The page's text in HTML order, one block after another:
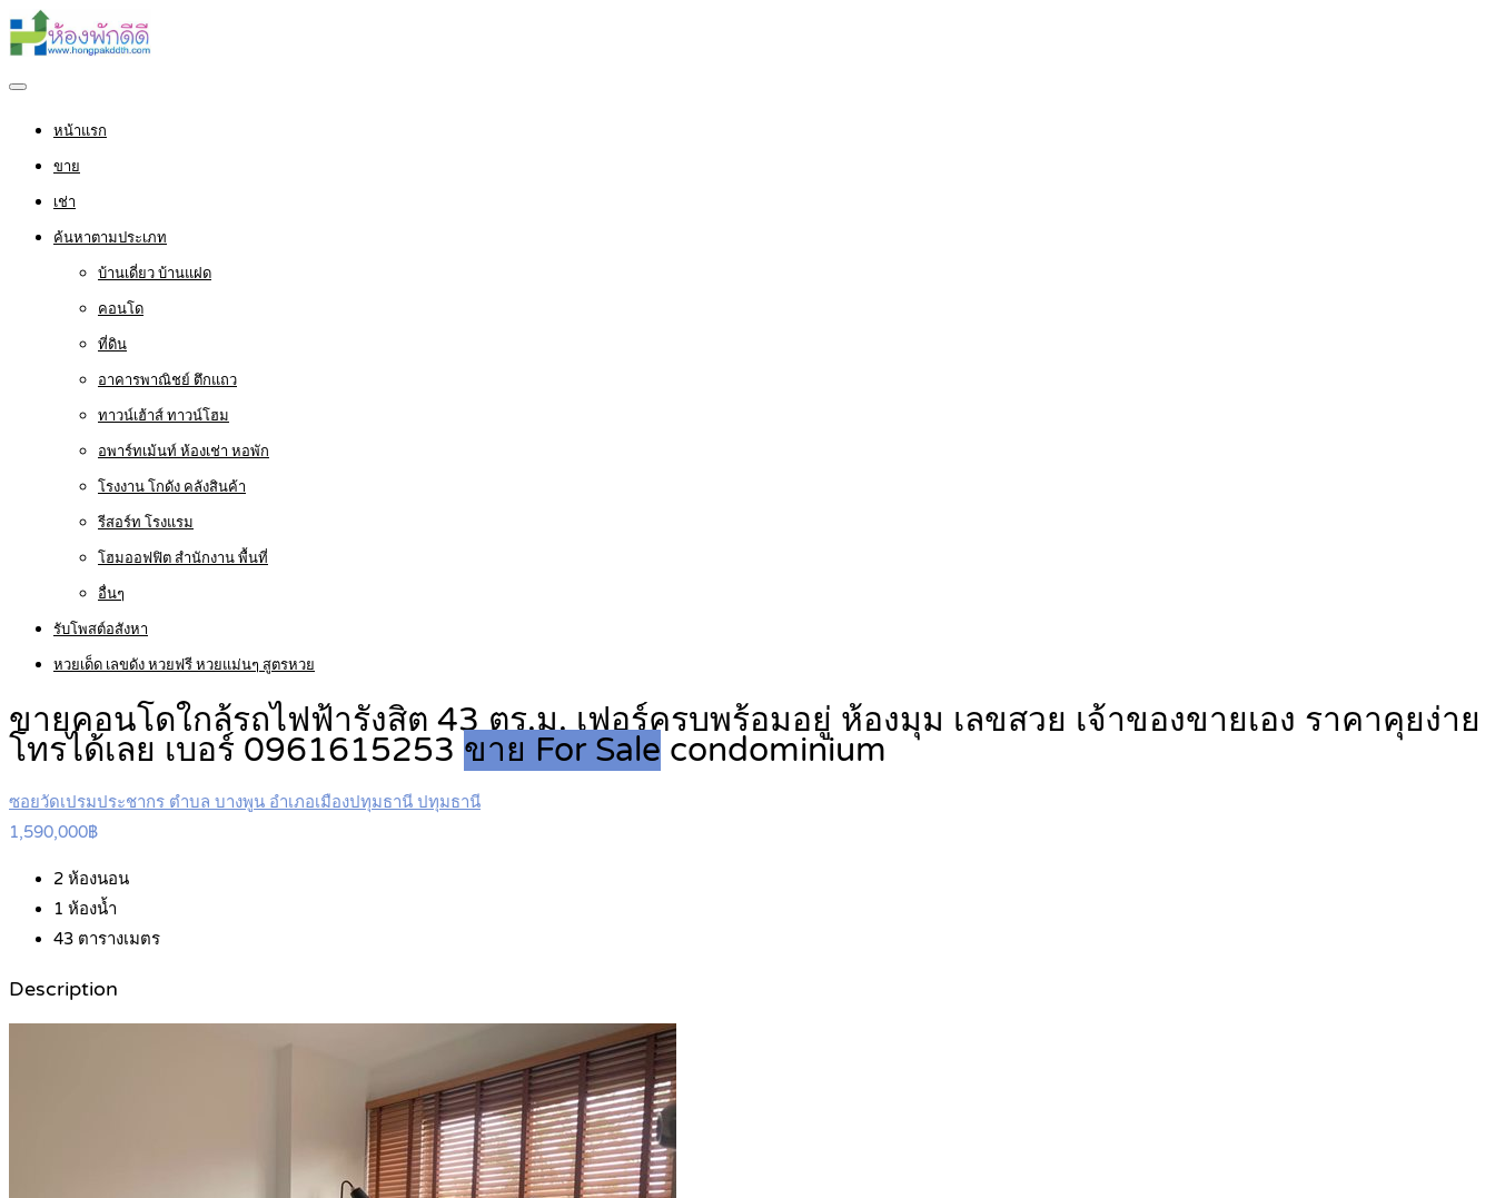
หน้าแรก
ขาย
เช่า
ค้นหาตามประเภท
บ้านเดี่ยว บ้านแฝด
คอนโด
ที่ดิน
อาคารพาณิชย์ ตึกแถว
ทาวน์เฮ้าส์ ทาวน์โฮม
อพาร์ทเม้นท์ ห้องเช่า หอพัก
โรงงาน โกดัง คลังสินค้า
รีสอร์ท โรงแรม
โฮมออฟฟิต สำนักงาน พื้นที่
อื่นๆ
รับโพสต์อสังหา
หวยเด็ด เลขดัง หวยฟรี หวยแม่นๆ สูตรหวย
ขายคอนโดใกล้รถไฟฟ้ารังสิต 43 ตร.ม. เฟอร์ครบพร้อมอยู่ ห้องมุม เลขสวย เจ้าของขายเอง ราคาคุยง่าย
โทรได้เลย เบอร์ 0961615253 ขาย For Sale condominium
ซอยวัดเปรมประชากร ตำบล บางพูน อำเภอเมืองปทุมธานี ปทุมธานี
1,590,000฿
2 ห้องนอน
1 ห้องน้ำ
43 ตารางเมตร
Description